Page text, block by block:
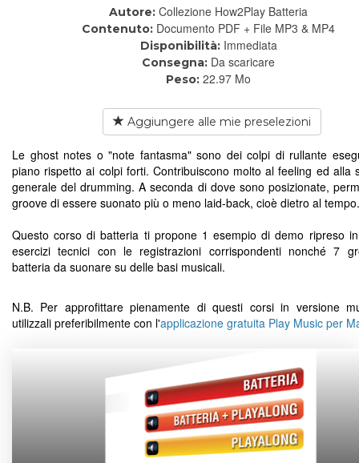
Autore: Collezione How2Play Batteria
Contenuto: Documento PDF + File MP3 & MP4
Disponibilità: Immediata
Consegna: Da scaricare
Peso: 22.97 Mo
Aggiungere alle mie preselezioni
Le ghost notes o "note fantasma" sono dei colpi di rullante
piano rispetto ai colpi forti. Contribuiscono molto al feeling ed alla
generale del drumming. A seconda di dove sono posizionate,
groove di essere suonato più o meno laid-back, cioè dietro al tempo.
Questo corso di batteria ti propone 1 esempio di demo ripreso
esercizi tecnici con le registrazioni corrispondenti nonché 7
batteria da suonare su delle basi musicali.
N.B. Per approfittare pienamente di questi corsi in versione
utilizzali preferibilmente con l'applicazione gratuita Play Music per